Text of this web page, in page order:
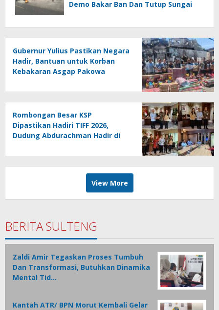
Demo Bakar Ban Dan Tutup Sungai
Gubernur Yulius Pastikan Negara
Hadir, Bantuan untuk Korban
Kebakaran Asgap Pakowa
Rombongan Besar KSP
Dipastikan Hadiri TIFF 2026,
Dudung Abdurachman Hadir di
View More
BERITA SULTENG
Zaldi Amir Tegaskan Proses Tumbuh
Dan Transformasi, Butuhkan Dinamika
Mental Tid…
Kantah ATR/ BPN Morut Kembali Gelar